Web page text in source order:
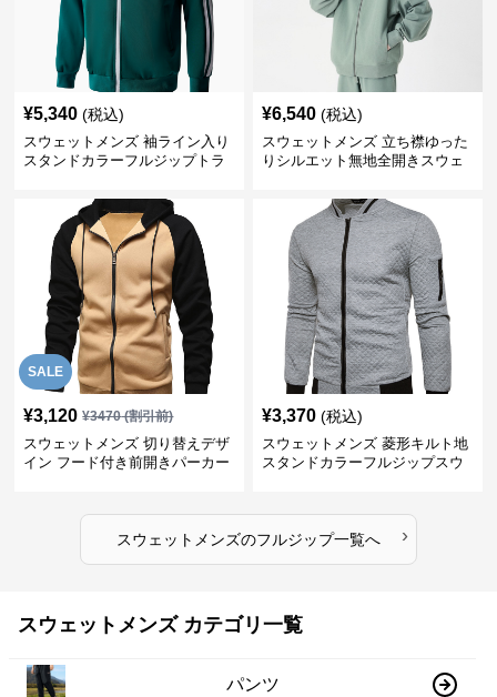
¥5,340 (税込)
スウェットメンズ 袖ライン入り
スタンドカラーフルジップトラ
¥6,540 (税込)
スウェットメンズ 立ち襟ゆった
りシルエット無地全開きスウェ
SALE
¥3,120 ¥3470(割引前)
スウェットメンズ 切り替えデザ
イン フード付き前開きパーカー
¥3,370 (税込)
スウェットメンズ 菱形キルト地
スタンドカラーフルジップスウ
スウェットメンズのフルジップ一覧へ ›
スウェットメンズ カテゴリ一覧
パンツ